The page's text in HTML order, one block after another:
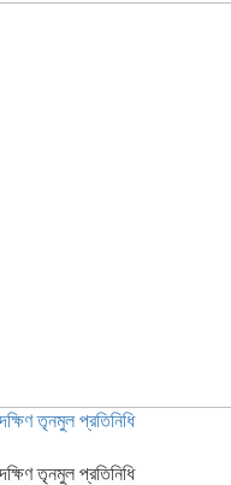
তৃনমুল প্রতিনিধি
তৃনমুল প্রতিনিধি